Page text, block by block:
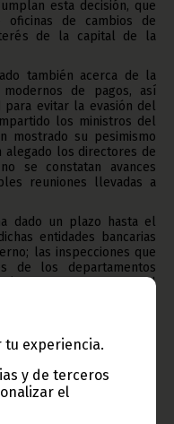
tu experiencia.
y de terceros
el
esta decisión, que
oficinas de cambios de
de la capital de la
también acerca de la
de pagos, así
para evitar la evasión del
los ministros del
mostrado su pesimismo
alegado los directores de
se constatan avances
reuniones llevadas a
dado un plazo hasta el
entidades bancarias
las inspecciones que
de los departamentos
para cotejar el
Ecuatorial.